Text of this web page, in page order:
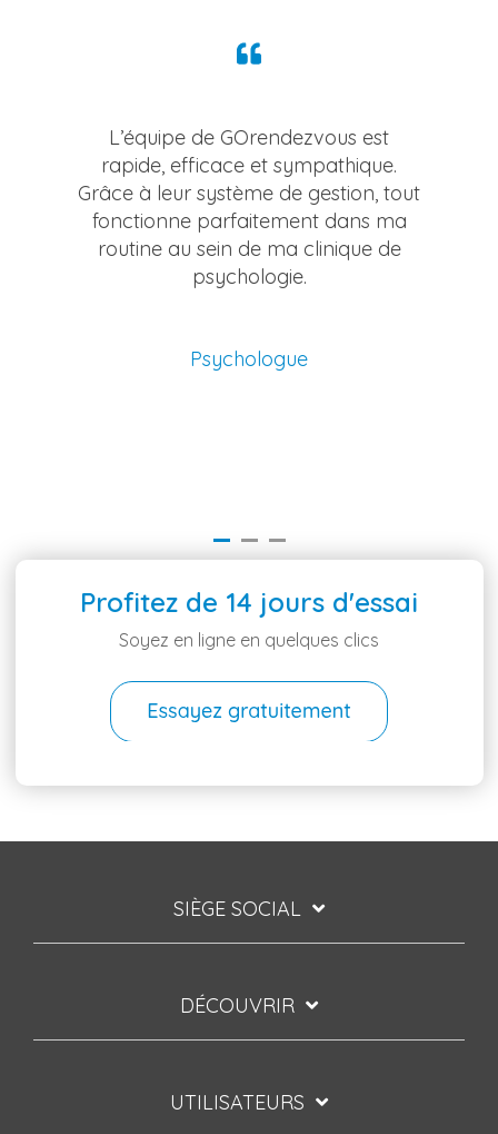
L’équipe de GOrendezvous est
rapide, efficace et sympathique.
Grâce à leur système de gestion, tout
fonctionne parfaitement dans ma
routine au sein de ma clinique de
psychologie.
Psychologue
Profitez de 14 jours d'essai
Soyez en ligne en quelques clics
SIÈGE SOCIAL
DÉCOUVRIR
UTILISATEURS